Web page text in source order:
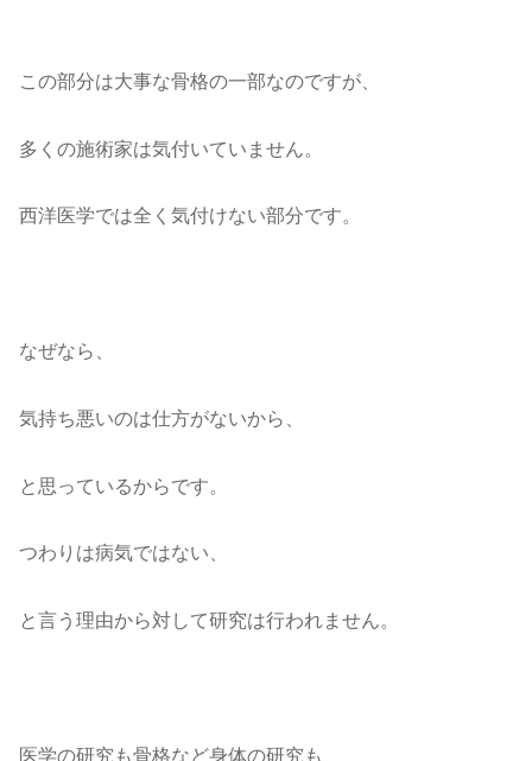
この部分は大事な骨格の一部なのですが、
多くの施術家は気付いていません。
西洋医学では全く気付けない部分です。
なぜなら、
気持ち悪いのは仕方がないから、
と思っているからです。
つわりは病気ではない、
と言う理由から対して研究は行われません。
医学の研究も骨格など身体の研究も